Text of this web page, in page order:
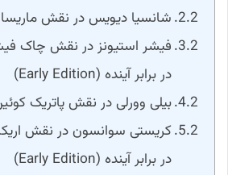
شانسیا دیویس در نقش ماریسا
فیشر استیونز در نقش چاک
در برابر آینده (Early Edition)
بیلی وورلی در نقش پاتریک
کریستی سوانسون در نقش
در برابر آینده (Early Edition)